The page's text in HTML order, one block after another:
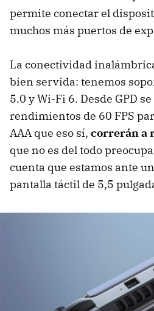
permite conectar el
muchos más puertos de
La conectividad
bien servida: tenemos
5.0 y Wi-Fi 6. Desde GPD
rendimientos de 60 FPS
AAA que eso sí, correrán a
que no es del todo
cuenta que estamos ante
pantalla táctil de 5,5